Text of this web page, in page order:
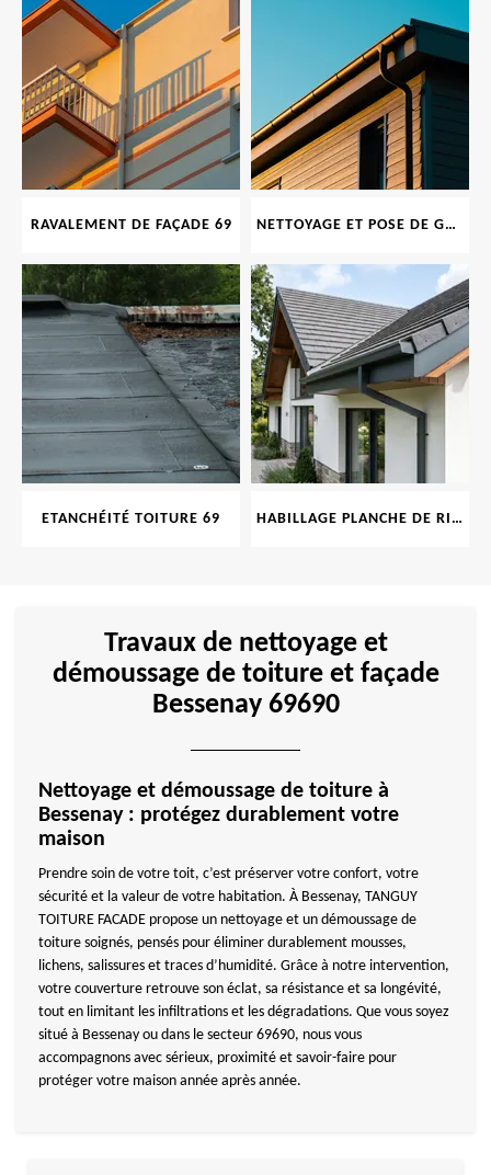
RAVALEMENT DE FAÇADE 69 NETTOYAGE ET POSE DE GOUTTIÈRE 69
ETANCHÉITÉ TOITURE 69 HABILLAGE PLANCHE DE RIVE 69
Travaux de nettoyage et
démoussage de toiture et façade
Bessenay 69690
Nettoyage et démoussage de toiture à
Bessenay : protégez durablement votre
maison
Prendre soin de votre toit, c’est préserver votre confort, votre
sécurité et la valeur de votre habitation. À Bessenay, TANGUY
TOITURE FACADE propose un nettoyage et un démoussage de
toiture soignés, pensés pour éliminer durablement mousses,
lichens, salissures et traces d’humidité. Grâce à notre intervention,
votre couverture retrouve son éclat, sa résistance et sa longévité,
tout en limitant les infiltrations et les dégradations. Que vous soyez
situé à Bessenay ou dans le secteur 69690, nous vous
accompagnons avec sérieux, proximité et savoir-faire pour
protéger votre maison année après année.